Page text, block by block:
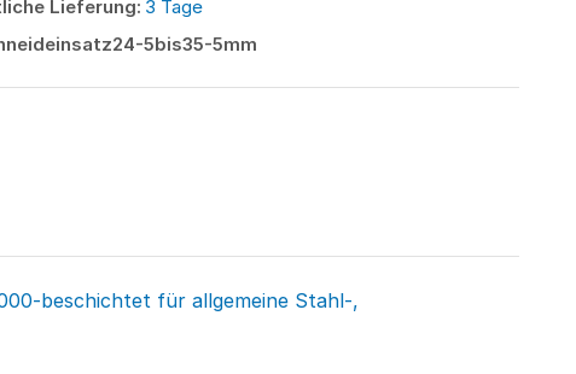
Lieferung: 3 Tage
5bis35-5mm
beschichtet für allgemeine Stahl-,